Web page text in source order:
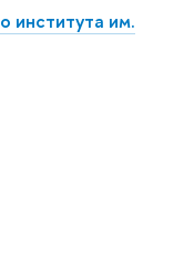
института им.